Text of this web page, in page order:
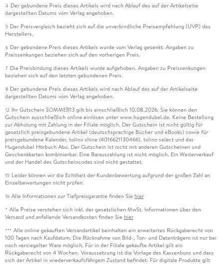
4 Der gebundene Preis dieses Artikels wird nach Ablauf des auf der Artikelseite
dargestellten Datums vom Verlag angehoben.
5 Der Preisvergleich bezieht sich auf die unverbindliche Preisempfehlung (UVP) des
Herstellers.
6 Der gebundene Preis dieses Artikels wurde vom Verlag gesenkt. Angaben zu
Preissenkungen beziehen sich auf den vorherigen Preis.
7 Die Preisbindung dieses Artikels wurde aufgehoben. Angaben zu Preissenkungen
beziehen sich auf den letzten gebundenen Preis.
8 Der gebundene Preis dieses Artikels wird nach Ablauf des auf der Artikelseite
dargestellten Datums vom Verlag angehoben.
12 Ihr Gutschein SOMMER13 gilt bis einschließlich 10.08.2026. Sie können den
Gutschein ausschließlich online einlösen unter www.hugendubel.de. Keine Bestellung
zur Abholung mit Zahlung in der Filiale möglich. Der Gutschein ist nicht gültig für
gesetzlich preisgebundene Artikel (deutschsprachige Bücher und eBooks) sowie für
preisgebundene Kalender, tolino shine (4016621130466), tolino select und das
Hugendubel Hörbuch Abo. Der Gutschein ist nicht mit anderen Gutscheinen und
Geschenkkarten kombinierbar. Eine Barauszahlung ist nicht möglich. Ein Weiterverkauf
und der Handel des Gutscheincodes sind nicht gestattet.
15 Leider können wir die Echtheit der Kundenbewertung aufgrund der großen Zahl an
Einzelbewertungen nicht prüfen.
16 Alle Informationen zur Tiefpreisgarantie finden Sie hier
* Alle Preise verstehen sich inkl. der gesetzlichen MwSt. Informationen über den
Versand und anfallende Versandkosten finden Sie hier
*** Alle online gekauften Versandartikel beinhalten ein erweitertes Rückgaberecht von
100 Tagen nach Kaufdatum. Die Rücknahme von Bild-, Ton- und Datenträgern ist nur bei
noch versiegelter Ware möglich. Für in der Filiale gekaufte Artikel gilt ein
Rückgaberecht von 4 Wochen. Voraussetzung ist die Vorlage des Kassenbons und dass
sich der Artikel in wiederverkaufsfähigem Zustand befindet. Für digitale Produkte gilt